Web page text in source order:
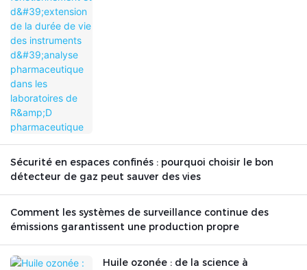
Sécurité en espaces confinés : pourquoi choisir le bon
détecteur de gaz peut sauver des vies
Comment les systèmes de surveillance continue des
émissions garantissent une production propre
Huile ozonée : de la science à